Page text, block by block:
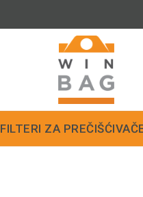
FILTERI ZA